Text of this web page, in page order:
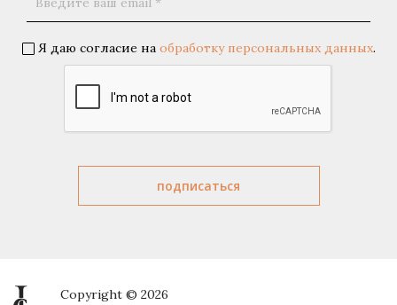
Я даю согласие на обработку персональных данных.
Copyright © 2026